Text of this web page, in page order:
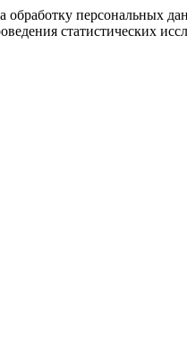
обработку
статистических